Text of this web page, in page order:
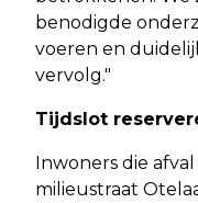
benodigde
voeren en
vervolg."
Tijdslot
Inwoners die
milieustraat